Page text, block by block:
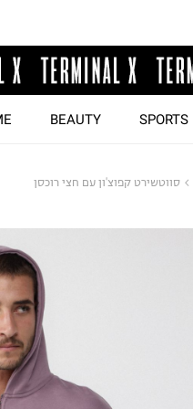
SPORTS
BEAUTY
סווטשירט קפוצ'ון עם חצי רוכסן